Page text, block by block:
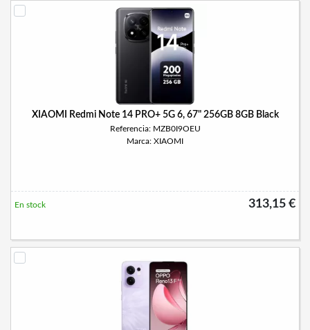
XIAOMI Redmi Note 14 PRO+ 5G 6, 67" 256GB 8GB Black
Referencia: MZB0I9OEU
Marca: XIAOMI
313,15 €
En stock